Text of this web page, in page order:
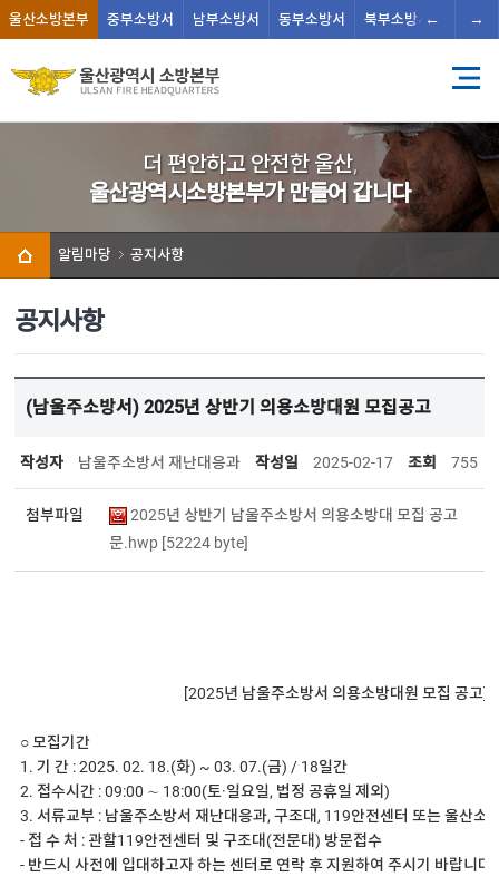
←
울산소방본부 중부소방서 남부소방서 동부소방서 북부소방서 남울주
→
더 편안하고 안전한 울산,
울산광역시소방본부가 만들어 갑니다
알림마당 공지사항
공지사항
(남울주소방서) 2025년 상반기 의용소방대원 모집공고
작성자 남울주소방서 재난대응과 작성일 2025-02-17 조회 755
첨부파일
2025년 상반기 남울주소방서 의용소방대 모집 공고
문.hwp [52224 byte]
○ 모집기간
1. 기 간 : 2025. 02. 18.(화) ~ 03. 07.(금) / 18일간
2. 접수시간 : 09:00 ∼ 18:00(토·일요일, 법정 공휴일 제외)
3. 서류교부 : 남울주소방서 재난대응과, 구조대, 119안전센터 또는 울산소
- 접 수 처 : 관할119안전센터 및 구조대(전문대) 방문접수
- 반드시 사전에 입대하고자 하는 센터로 연락 후 지원하여 주시기 바랍니